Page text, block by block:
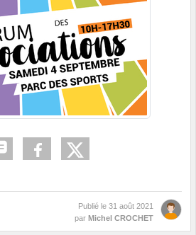
Publié le 31 août 2021
par Michel CROCHET